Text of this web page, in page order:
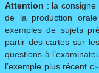
Attention : la consigne
de la production
exemples de sujets
partir des cartes sur
questions à
l’exemple plus récent